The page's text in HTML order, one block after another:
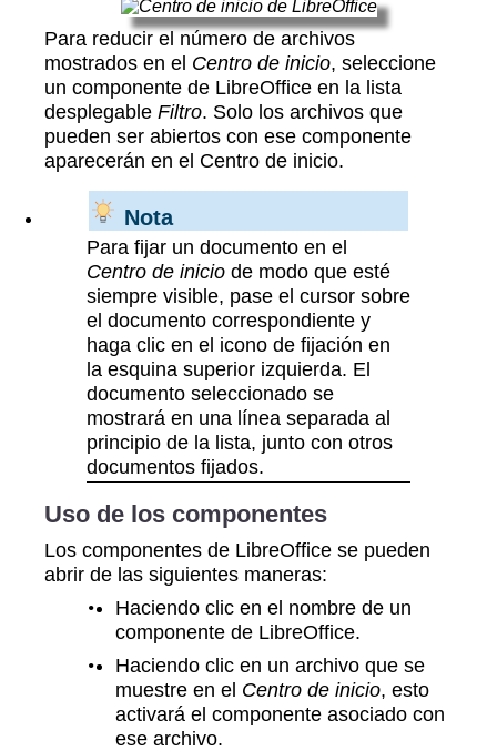
Para reducir el número de archivos
mostrados en el Centro de inicio, seleccione
un componente de LibreOffice en la lista
desplegable Filtro. Solo los archivos que
pueden ser abiertos con ese componente
aparecerán en el Centro de inicio.
Nota
Para fijar un documento en el
Centro de iniciode modo que esté
siempre visible, pase el cursor sobre
el documento correspondiente y
haga clic en el icono de fijación en
la esquina superior izquierda. El
documento seleccionado se
mostrará en una línea separada al
principio de la lista, junto con otros
documentos fijados.
Uso de los componentes
Los componentes de LibreOffice se pueden
abrir de las siguientes maneras:
Haciendo clic en el nombre de un
componente de LibreOffice.
Haciendo clic en un archivo que se
muestre en el Centro de inicio, esto
activará el componente asociado con
ese archivo.